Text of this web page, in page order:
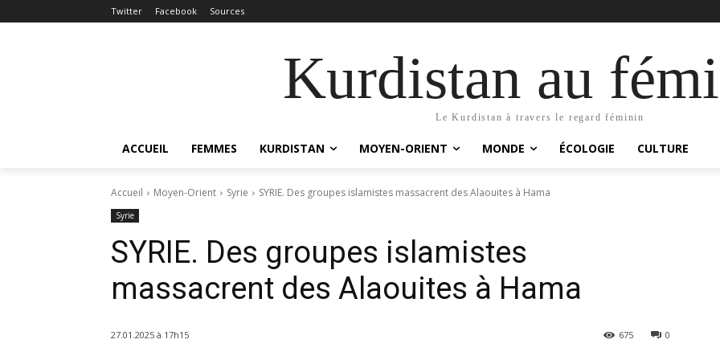
Twitter Facebook Sources
Kurdistan au
Le Kurdistan à travers le regard féminin
ACCUEIL FEMMES KURDISTAN MOYEN-ORIENT MONDE ÉCOLOGIE CULTURE
Accueil Moyen-Orient Syrie SYRIE. Des groupes islamistes massacrent des Alaouites à Hama
Syrie
SYRIE. Des groupes islamistes
massacrent des Alaouites à Hama
27.01.2025 à 17h15 0
675